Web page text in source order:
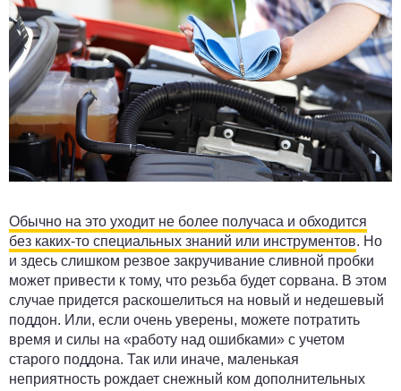
Обычно на это уходит не более получаса и обходится
без каких-то специальных знаний или инструментов. Но
и здесь слишком резвое закручивание сливной пробки
может привести к тому, что резьба будет сорвана. В этом
случае придется раскошелиться на новый и недешевый
поддон. Или, если очень уверены, можете потратить
время и силы на «работу над ошибками» с учетом
старого поддона. Так или иначе, маленькая
неприятность рождает снежный ком дополнительных